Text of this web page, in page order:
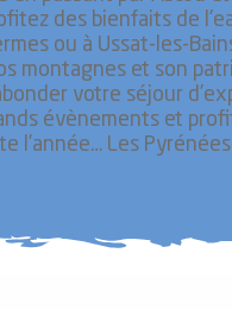
des bienfaits de
ou à Ussat-les-
montagnes et son
votre séjour
évènements et
l’année… Les